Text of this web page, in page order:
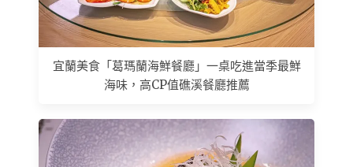
宜蘭美食「葛瑪蘭海鮮餐廳」一桌吃進當季最鮮
海味，高CP值礁溪餐廳推薦